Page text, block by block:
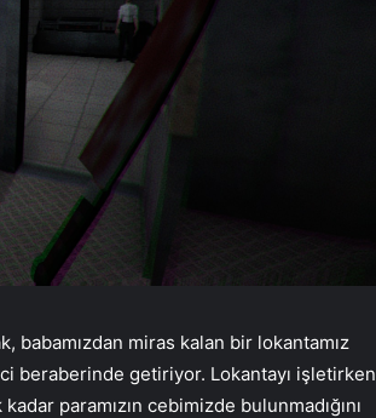
babamızdan miras kalan bir lokantamız
beraberinde getiriyor. Lokantayı işletirken
paramızın cebimizde bulunmadığını